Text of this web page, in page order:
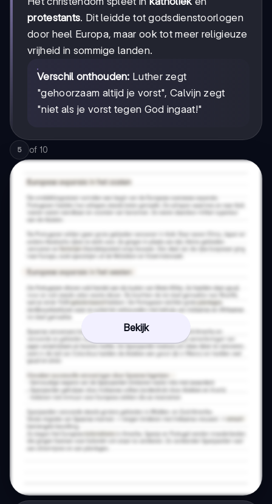
protestants. Dit leidde tot godsdienstoorlogen
door heel Europa, maar ook tot meer religieuze
vrijheid in sommige landen.
Verschil onthouden: Luther zegt
"gehoorzaam altijd je vorst", Calvijn zegt
"niet als je vorst tegen God ingaat!"
5 of 10
Bekijk